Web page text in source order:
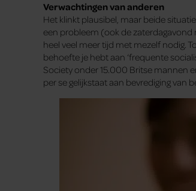
Verwachtingen van anderen
Het klinkt plausibel, maar beide
een probleem (ook de zaterdagavond
heel veel meer tijd met mezelf nodig.
behoefte je hebt aan ‘frequente
Society onder 15.000 Britse mannen
per se gelijkstaat aan bevrediging van